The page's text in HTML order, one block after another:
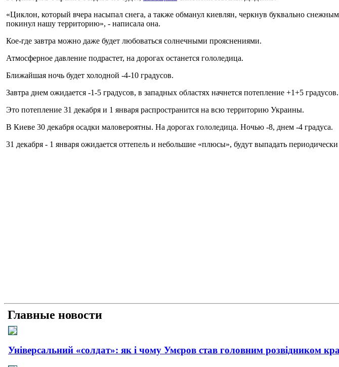
«Циклон, который вчера насыпал снега, а также обманул киевлян, черкнув буквально
покинул нашу территорию», - написала она.
Кое-где завтра можно даже будет любоваться солнечными прояснениями.
Атмосферное давление подрастет, на дорогах останется гололедица.
Ближайшая ночь будет холодной -4-10 градусов.
Завтра днем ​​ожидается -1-5 градусов, в западных областях начнется потепление +1+5 градусов.
Это потепление 31 декабря и 1 января распространится на всю территорию Украины.
В Киеве 30 декабря осадки маловероятны. На дорогах гололедица. Ночью -8, днем ​​-4 градуса.
31 декабря - 1 января ожидается оттепель и небольшие «плюсы», будут выпадать
Главные новости
Універсальний «солдат»: як і чому Умєров став головним розвідником